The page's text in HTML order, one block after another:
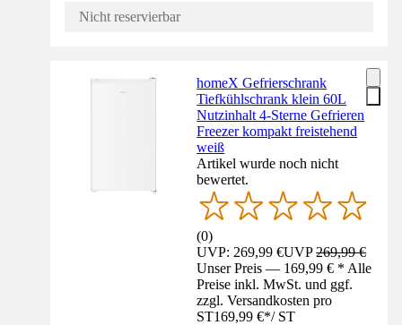
Nicht reservierbar
homeX Gefrierschrank
Tiefkühlschrank klein 60L
Nutzinhalt 4-Sterne Gefrieren
Freezer kompakt freistehend
weiß
Artikel wurde noch nicht
bewertet.
(0)
UVP: 269,99 €UVP269,99 €
Unser Preis — 169,99 € * Alle
Preise inkl. MwSt. und ggf.
zzgl. Versandkosten pro
ST169,99 €*/ ST